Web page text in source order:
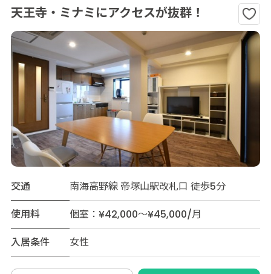
天王寺・ミナミにアクセスが抜群！
交通
南海高野線 帝塚山駅改札口 徒歩5分
使用料
個室：¥42,000～¥45,000/月
入居条件
女性